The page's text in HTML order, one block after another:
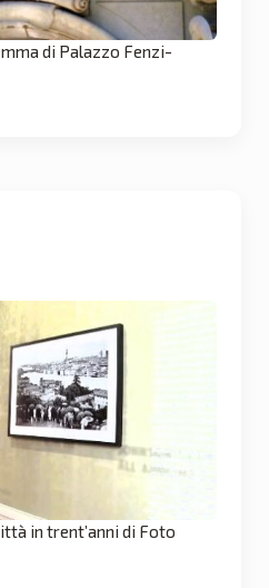
di Palazzo Fenzi-
in trent’anni di Foto